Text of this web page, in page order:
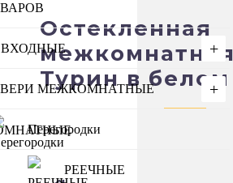
+
ВХОДНЫЕ
+
МЕЖКОМНАТНЫЕ
Перегородки
РЕЕЧНЫЕ
Остекленная
Турин в